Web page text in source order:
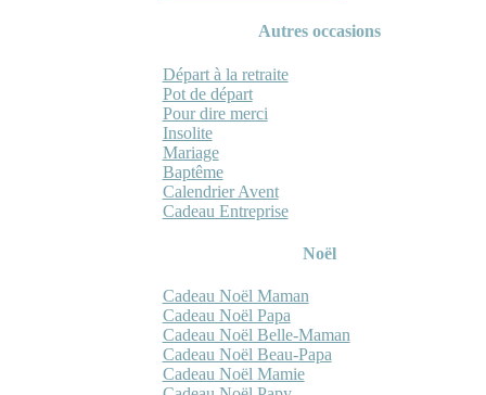
Autres occasions
Départ à la retraite
Pot de départ
Pour dire merci
Insolite
Mariage
Baptême
Calendrier Avent
Cadeau Entreprise
Noël
Cadeau Noël Maman
Cadeau Noël Papa
Cadeau Noël Belle-Maman
Cadeau Noël Beau-Papa
Cadeau Noël Mamie